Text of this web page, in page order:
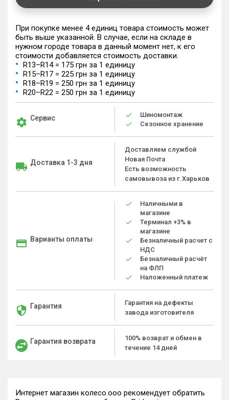
При покупке менее 4 единиц товара стоимость может
быть выше указанной. В случае, если на складе в
нужном городе товара в данный момент нет, к его
стоимости добавляется стоимость доставки.
R13–R14 = 175 грн за 1 единицу
R15–R17 = 225 грн за 1 единицу
R18–R19 = 250 грн за 1 единицу
R20–R22 = 250 грн за 1 единицу
Сервис
Шиномонтаж
Сезонное хранение
Доставка 1-3 дня
Доставляем службой
Новая Почта
Есть возможность
самовывоза из г.Харьков
Варианты оплаты
Наличными в
магазине
Терминал +3% в
магазине
Безналичный расчет с
НДС
Безналичный расчёт
на ФЛП
Наложенный платеж
Гарантия
Гарантия на дефекты
завода изготовителя
Гарантия возврата
100% возврат и обмен в
течение 14 дней
Интернет магазин колесо.ооо рекомендует обратить